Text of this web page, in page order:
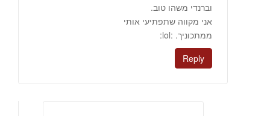
וברנדי משהו טוב.
אני מקווה שתפתיעי אותי
ממתכוניך. :lol:
Reply